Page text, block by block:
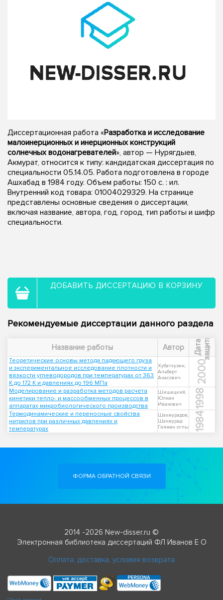
Диссертационная работа «Разработка и исследование
малоинерционных и инерционных конструкций
солнечных водонагревателей», автор — Нурягдыев,
Акмурат, относится к типу: кандидатская диссертация по
специальности 05.14.05. Работа подготовлена в городе
Ашхабад в 1984 году. Объем работы: 150 c. : ил.
Внутренний код товара: 01004029329. На странице
представлены основные сведения о диссертации,
включая название, автора, год, город, тип работы и шифр
специальности.
ДОБАВИТЬ ДИССЕРТАЦИЮ В КОРЗИНУ
Рекомендуемые диссертации данного раздела
Название работы Автор Д
а
т
а
з
а
щ
и
т ы
Теоретические основы метода падающего груза
и экспериментальное исследование плотности и
вязкости углеводородов при температурах от 363
К до 172 К и давлениях до 196 МПа
Хубатхузин,
Альберт
Анасович
2000
Моделирование и разработка методов расчета
кинетики тепло- и массообменных процессов в
аппаратах микробиологического производства
Шишацкий,
Юлиан
Иванович
1998
Термодинамические и переносные свойства
нитрилов при различных давлениях и
температурах
Шахмурадов,
Шахмурад
Гиямен оглы
1984
ФОРМА ОБРАТНОЙ СВЯЗИ
2014 -2026 New-disser.ru ©
Электронная библиотека диссертаций ФЛ Иванов Е О
Оплата, доставка, условия возврата